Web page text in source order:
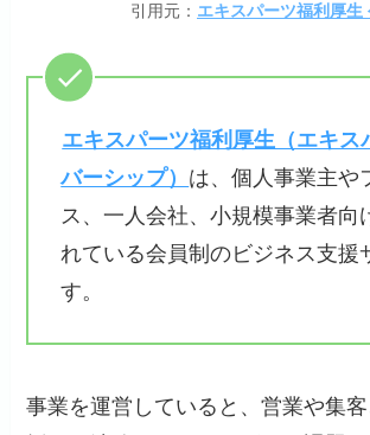
引用元： エキスパーツ福利厚生
エキスパーツ福利厚生（エキス
バーシップ） は、個人事業主や
ス、一人会社、小規模事業者向
れている会員制のビジネス支援
す。
事業を運営していると、営業や集客